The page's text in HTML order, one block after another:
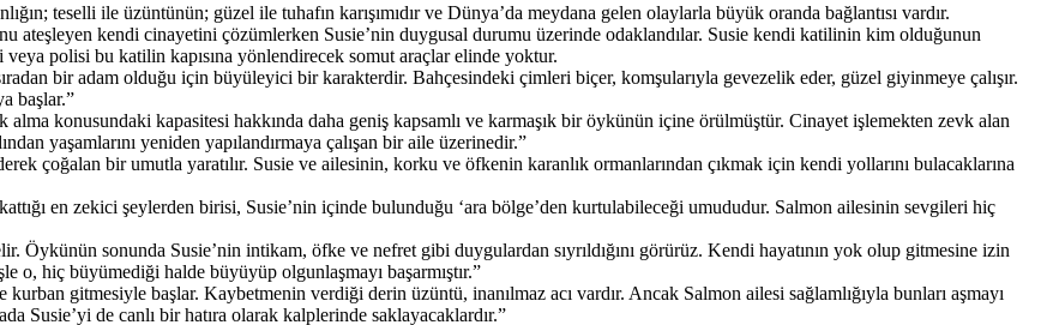
teselli ile üzüntünün; güzel ile tuhafın karışımıdır ve Dünya’da meydana gelen olaylarla büyük oranda bağlantısı vardır.
ateşleyen kendi cinayetini çözümlerken Susie’nin duygusal durumu üzerinde odaklandılar. Susie kendi katilinin kim olduğunun
polisi bu katilin kapısına yönlendirecek somut araçlar elinde yoktur.
bir adam olduğu için büyüleyici bir karakterdir. Bahçesindeki çimleri biçer, komşularıyla gevezelik eder, güzel giyinmeye çalışır.
başlar.”
konusundaki kapasitesi hakkında daha geniş kapsamlı ve karmaşık bir öykünün içine örülmüştür. Cinayet işlemekten zevk alan
yaşamlarını yeniden yapılandırmaya çalışan bir aile üzerinedir.”
çoğalan bir umutla yaratılır. Susie ve ailesinin, korku ve öfkenin karanlık ormanlarından çıkmak için kendi yollarını bulacaklarına
en zekici şeylerden birisi, Susie’nin içinde bulunduğu ‘ara bölge’den kurtulabileceği umududur. Salmon ailesinin sevgileri hiç
Öykünün sonunda Susie’nin intikam, öfke ve nefret gibi duygulardan sıyrıldığını görürüz. Kendi hayatının yok olup gitmesine izin
o, hiç büyümediği halde büyüyüp olgunlaşmayı başarmıştır.”
gitmesiyle başlar. Kaybetmenin verdiği derin üzüntü, inanılmaz acı vardır. Ancak Salmon ailesi sağlamlığıyla bunları aşmayı
Susie’yi de canlı bir hatıra olarak kalplerinde saklayacaklardır.”